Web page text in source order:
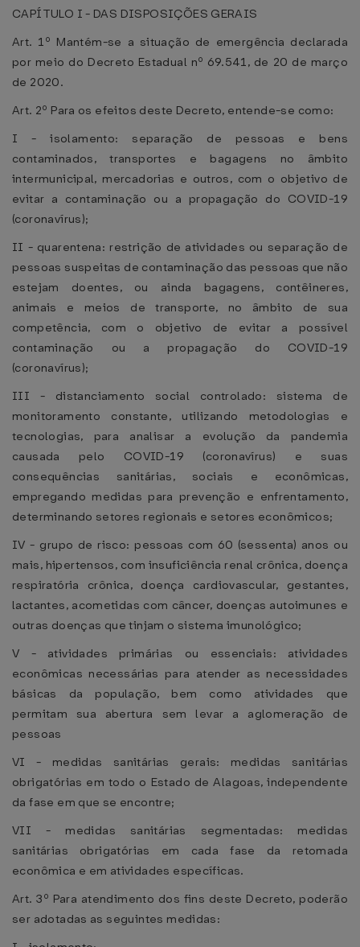
CAPÍTULO I - DAS DISPOSIÇÕES GERAIS
Art. 1º Mantém-se a situação de emergência declarada
por meio do Decreto Estadual nº 69.541, de 20 de março
de 2020.
Art. 2º Para os efeitos deste Decreto, entende-se como:
I - isolamento: separação de pessoas e bens
contaminados, transportes e bagagens no âmbito
intermunicipal, mercadorias e outros, com o objetivo de
evitar a contaminação ou a propagação do COVID-19
(coronavírus);
II - quarentena: restrição de atividades ou separação de
pessoas suspeitas de contaminação das pessoas que não
estejam doentes, ou ainda bagagens, contêineres,
animais e meios de transporte, no âmbito de sua
competência, com o objetivo de evitar a possível
contaminação ou a propagação do COVID-19
(coronavírus);
III - distanciamento social controlado: sistema de
monitoramento constante, utilizando metodologias e
tecnologias, para analisar a evolução da pandemia
causada pelo COVID-19 (coronavírus) e suas
consequências sanitárias, sociais e econômicas,
empregando medidas para prevenção e enfrentamento,
determinando setores regionais e setores econômicos;
IV - grupo de risco: pessoas com 60 (sessenta) anos ou
mais, hipertensos, com insuficiência renal crônica, doença
respiratória crônica, doença cardiovascular, gestantes,
lactantes, acometidas com câncer, doenças autoimunes e
outras doenças que tinjam o sistema imunológico;
V - atividades primárias ou essenciais: atividades
econômicas necessárias para atender as necessidades
básicas da população, bem como atividades que
permitam sua abertura sem levar a aglomeração de
pessoas
VI - medidas sanitárias gerais: medidas sanitárias
obrigatórias em todo o Estado de Alagoas, independente
da fase em que se encontre;
VII - medidas sanitárias segmentadas: medidas
sanitárias obrigatórias em cada fase da retomada
econômica e em atividades específicas.
Art. 3º Para atendimento dos fins deste Decreto, poderão
ser adotadas as seguintes medidas: